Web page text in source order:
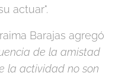
actuar".
Barajas agregó
de la amistad
la actividad no son